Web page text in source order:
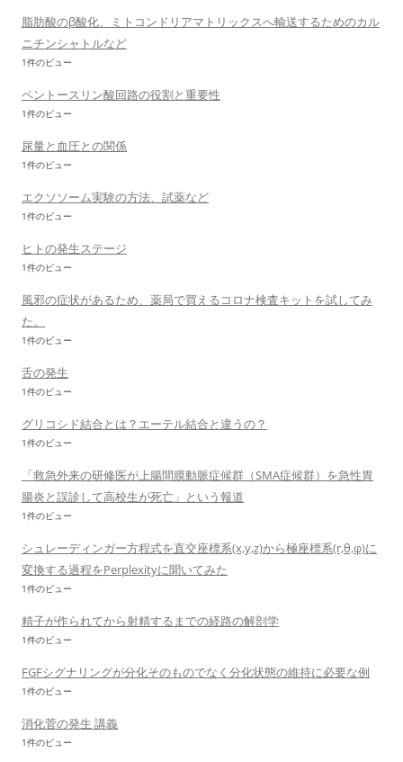
脂肪酸のβ酸化、ミトコンドリアマトリックスへ輸送するためのカル
ニチンシャトルなど
1件のビュー
ペントースリン酸回路の役割と重要性
1件のビュー
尿量と血圧との関係
1件のビュー
エクソソーム実験の方法、試薬など
1件のビュー
ヒトの発生ステージ
1件のビュー
風邪の症状があるため、薬局で買えるコロナ検査キットを試してみ
た。
1件のビュー
舌の発生
1件のビュー
グリコシド結合とは？エーテル結合と違うの？
1件のビュー
「救急外来の研修医が上腸間膜動脈症候群（SMA症候群）を急性胃
腸炎と誤診して高校生が死亡」という報道
1件のビュー
シュレーディンガー方程式を直交座標系(x,y,z)から極座標系(r,θ,φ)に
変換する過程をPerplexityに聞いてみた
1件のビュー
精子が作られてから射精するまでの経路の解剖学
1件のビュー
FGFシグナリングが分化そのものでなく分化状態の維持に必要な例
1件のビュー
消化菅の発生 講義
1件のビュー